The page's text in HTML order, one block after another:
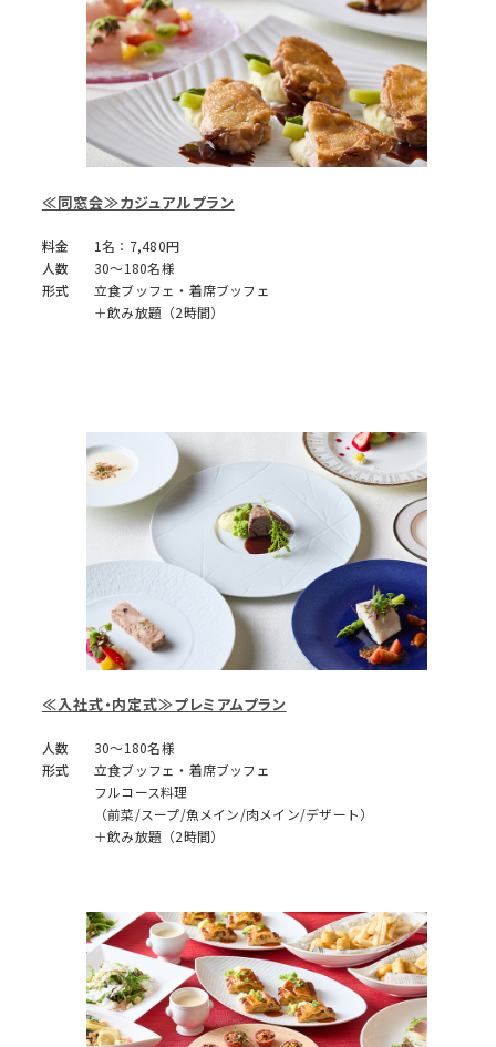
≪同窓会≫カジュアルプラン
料金
1名：7,480円
人数
30～180名様
形式
立食ブッフェ・着席ブッフェ
＋飲み放題（2時間）
≪入社式・内定式≫プレミアムプラン
人数
30～180名様
形式
立食ブッフェ・着席ブッフェ
フルコース料理
（前菜/スープ/魚メイン/肉メイン/デザート）
＋飲み放題（2時間）